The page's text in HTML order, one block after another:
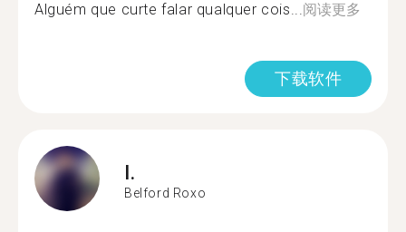
Alguém que curte falar qualquer cois...阅读更多
下载软件
I.
Belford Roxo